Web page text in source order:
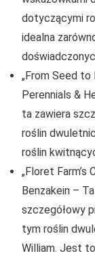
dotyczącymi
idealna
„From Seed to
Perennials &
ta zawiera
roślin
roślin
„Floret Farm’s
Benzakein –
szczegółowy
tym roślin
William. Jest